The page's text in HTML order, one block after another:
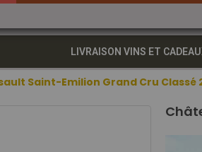
LIVRAISON VINS ET
Saint-Emilion Grand Cru Classé